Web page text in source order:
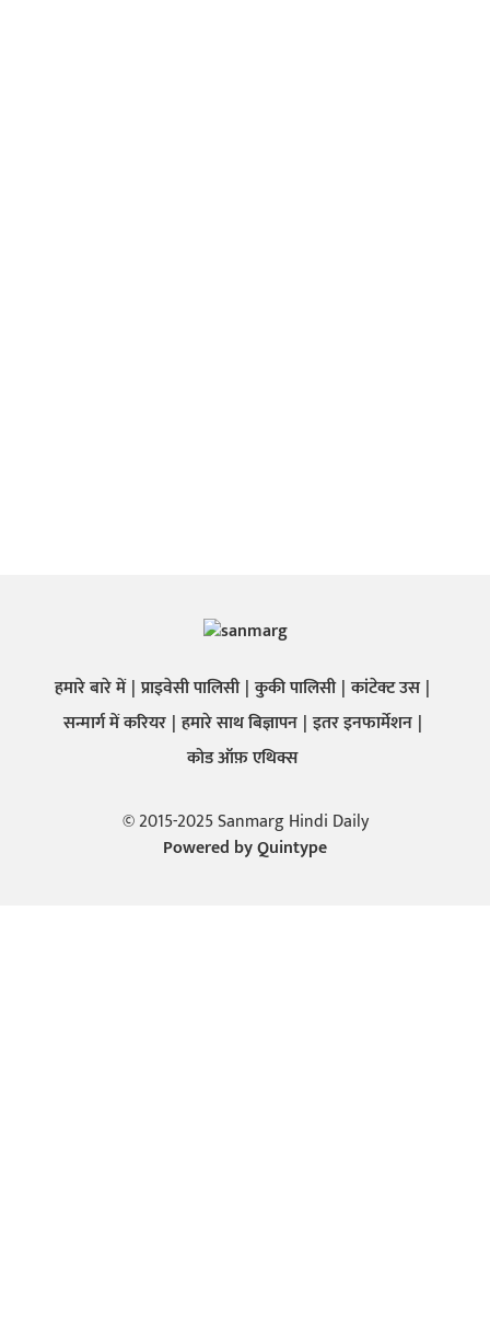
हमारे बारे में प्राइवेसी पालिसी कुकी पालिसी कांटेक्ट उस
सन्मार्ग में करियर हमारे साथ बिज्ञापन इतर इनफार्मेशन
कोड ऑफ़ एथिक्स
© 2015-2025 Sanmarg Hindi Daily
Powered byQuintype